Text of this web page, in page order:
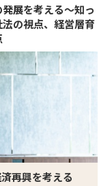
発展を考える～知っ
の視点、経営層育
再興を考える